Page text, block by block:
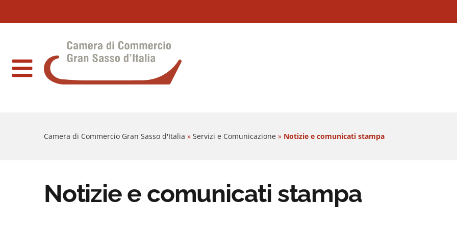
Vai al Contenuto principale della pagina
Vai al footer
Camera di Commercio Gran Sasso d'Italia
Camera di Commercio Gran Sasso d'Italia » Servizi e Comunicazione » Notizie e comunicati stampa
Notizie e comunicati stampa